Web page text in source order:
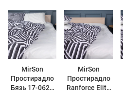
MirSon
Простирадло
Бязь 17-0629
MirSon
Простирадло
Ranforce Elite